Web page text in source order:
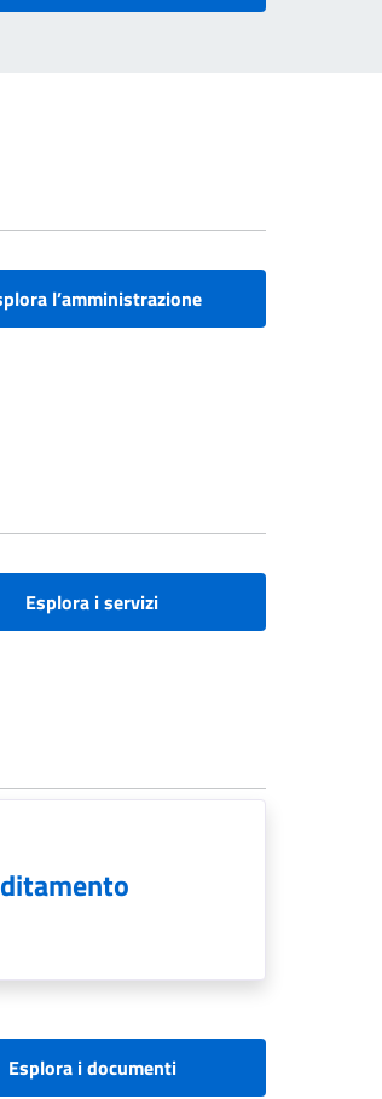
l’amministrazione
Esplora i servizi
Esplora i documenti